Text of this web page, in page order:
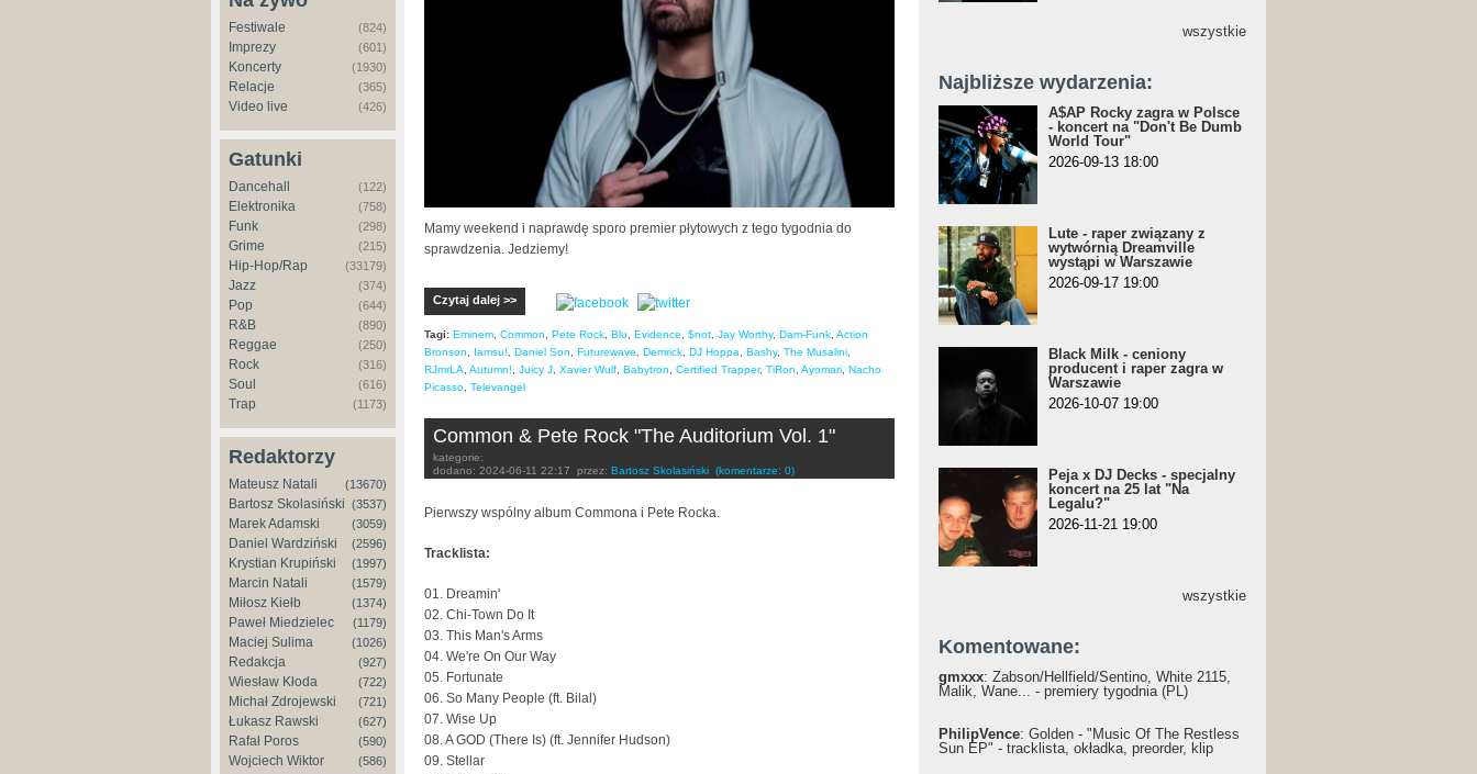
Festiwale (824)
Imprezy (601)
Koncerty (1930)
Relacje (365)
Video live (426)
Gatunki
Dancehall (122)
Elektronika (758)
Funk (298)
Grime (215)
Hip-Hop/Rap (33179)
Jazz (374)
Pop (644)
R&B (890)
Reggae (250)
Rock (316)
Soul (616)
Trap (1173)
Redaktorzy
Mateusz Natali (13670)
Bartosz Skolasiński (3537)
Marek Adamski (3059)
Daniel Wardziński (2596)
Krystian Krupiński (1997)
Marcin Natali (1579)
Miłosz Kiełb (1374)
Paweł Miedzielec (1179)
Maciej Sulima (1026)
Redakcja (927)
Wiesław Kłoda (722)
Michał Zdrojewski (721)
Łukasz Rawski (627)
Rafał Poros (590)
Wojciech Wiktor (586)
Mamy weekend i naprawdę sporo premier płytowych z tego tygodnia do
sprawdzenia. Jedziemy!
Czytaj dalej >>
Tagi: Eminem Common Pete Rock Blu Evidence $not Jay Worthy, Dam-Funk Action
Bronson
Iamsu! Daniel Son Futurewave Demrick DJ Hoppa Bashy, The Musalini
RJmrLA Autumn! Juicy J Xavier Wulf Babytron Certified Trapper, TiRon Ayomari Nacho
Picasso Televangel
Common & Pete Rock "The Auditorium Vol. 1"
kategorie:
dodano: 2024-06-11 22:17 przez: Bartosz Skolasiński (komentarze: 0)
Pierwszy wspólny album Commona i Pete Rocka.
Tracklista:
01. Dreamin'
02. Chi-Town Do It
03. This Man's Arms
04. We're On Our Way
05. Fortunate
06. So Many People (ft. Bilal)
07. Wise Up
08. A GOD (There Is) (ft. Jennifer Hudson)
09. Stellar
wszystkie
Najbliższe wydarzenia:
A$AP Rocky zagra w Polsce
- koncert na "Don't Be Dumb
World Tour"
2026-09-13 18:00
Lute - raper związany z
wytwórnią Dreamville
wystąpi w Warszawie
2026-09-17 19:00
Black Milk - ceniony
producent i raper zagra w
Warszawie
2026-10-07 19:00
Peja x DJ Decks - specjalny
koncert na 25 lat "Na
Legalu?"
2026-11-21 19:00
wszystkie
Komentowane:
gmxxx: Żabson/Hellfield/Sentino, White 2115,
Malik, Wane... - premiery tygodnia (PL)
PhilipVence: Golden - "Music Of The Restless
Sun EP" - tracklista, okładka, preorder, klip